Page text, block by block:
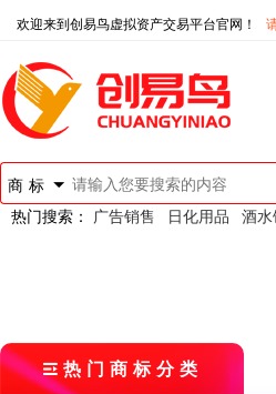
欢迎来到创易鸟虚拟资产交易平台官网！
商标
热门搜索： 广告销售 日化用品 酒
热门商标分类